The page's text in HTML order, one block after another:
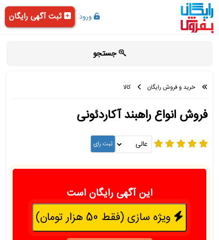
ورود ثبت آگهی رایگان
جستجو
خرید و فروش رایگان کالا
فروش انواع راهبند آکاردئونی
این آگهی رایگان است
ویژه سازی (فقط 50 هزار تومان)